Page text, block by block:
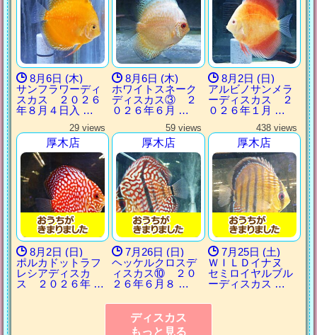
8月6日 (木)
サンフラワーディ
スカス ２０２６
年８月４日入 …
8月6日 (木)
ホワイトスネーク
ディスカス③ ２
０２６年６月 …
8月2日 (日)
アルビノサンメラ
ーディスカス ２
０２６年１月 …
29 views
厚木店
8月2日 (日)
ポルカドットラフ
レシアディスカ
ス ２０２６年 …
59 views
厚木店
7月26日 (日)
ヘッケルクロスデ
ィスカス⑩ ２０
２６年６月８ …
438 views
厚木店
7月25日 (土)
ＷＩＬＤイナヌ
セミロイヤルブル
ーディスカス …
ディスカス
もっと見る